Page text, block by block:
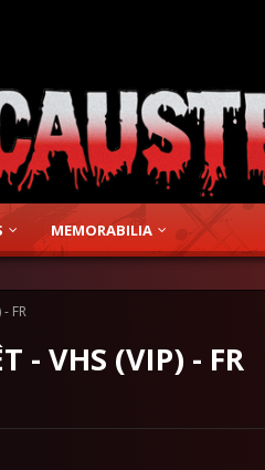
MEMORABILIA
- FR
- VHS (VIP) - FR